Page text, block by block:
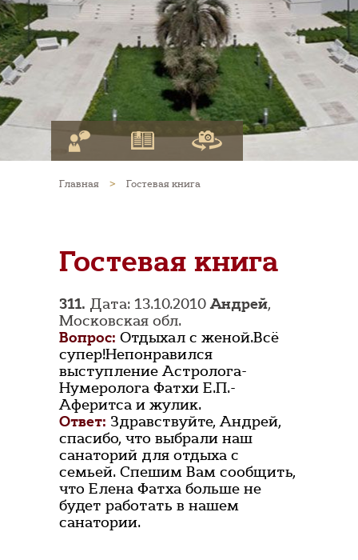
Главная > Гостевая книга
Гостевая книга
311. Дата: 13.10.2010Андрей,
Московская обл.
Вопрос: Отдыхал с женой.Всё
супер!Непонравился
выступление Астролога-
Нумеролога Фатхи Е.П.-
Аферитса и жулик.
Ответ: Здравствуйте, Андрей,
спасибо, что выбрали наш
санаторий для отдыха с
семьей. Спешим Вам сообщить,
что Елена Фатха больше не
будет работать в нашем
санатории.